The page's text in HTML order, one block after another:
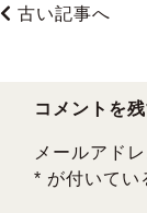
e
o
k
er
古い記事へ
コメントを
メールアド
* が付いてい